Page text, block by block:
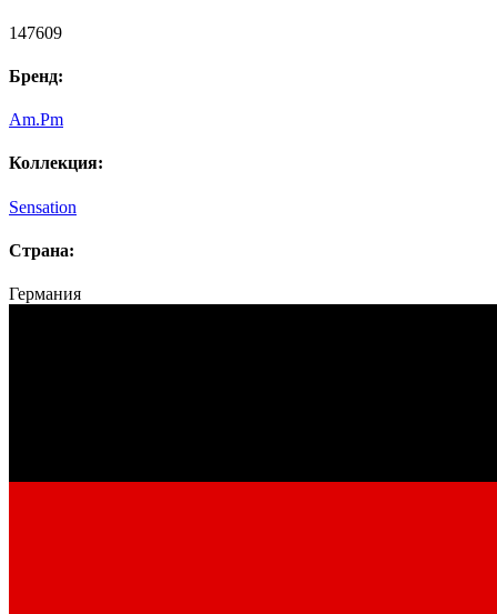
147609
Бренд:
Am.Pm
Коллекция:
Sensation
Страна:
Германия